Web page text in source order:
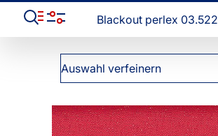
Blackout perlex 03.522
Auswahl verfeinern